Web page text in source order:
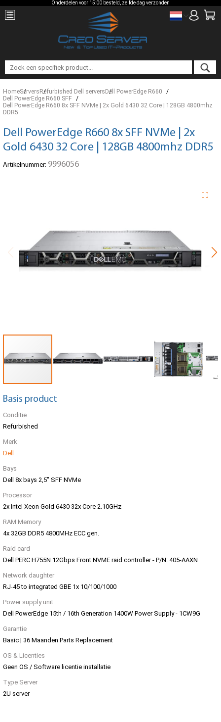
Onderdelen voor 15:00 besteld, zelfde dag verzonden
HomeServersRefurbished Dell serversDell PowerEdge R660
Dell PowerEdge R660 SFF
Dell PowerEdge R660 8x SFF NVMe | 2x Gold 6430 32 Core | 128GB 4800mhz
DDR5
Dell PowerEdge R660 8x SFF NVMe | 2x
Gold 6430 32 Core | 128GB 4800mhz DDR5
Artikelnummer: 9996056
Basis product
Conditie
Refurbished
Merk
Dell
Bays
Dell 8x bays 2,5" SFF NVMe
Processor
2x Intel Xeon Gold 6430 32x Core 2.10GHz
RAM Memory
4x 32GB DDR5 4800MHz ECC gen.
Raid card
Dell PERC H755N 12Gbps Front NVME raid controller - P/N: 405-AAXN
Network daughter
RJ-45 to integrated GBE 1x 10/100/1000
Power supply unit
Dell PowerEdge 15th / 16th Generation 1400W Power Supply - 1CW9G
Garantie
Basic | 36 Maanden Parts Replacement
OS & Licenties
Geen OS / Software licentie installatie
Type Server
2U server